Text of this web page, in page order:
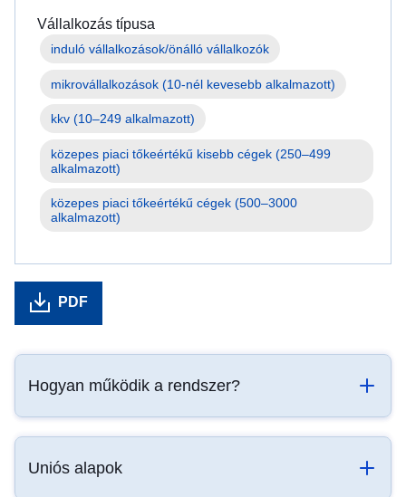
Vállalkozás típusa
mikrovállalkozások (10-nél kevesebb alkalmazott)
kkv (10–249 alkalmazott)
közepes piaci tőkeértékű kisebb cégek (250–499
alkalmazott)
közepes piaci tőkeértékű cégek (500–3000
alkalmazott)
PDF
Hogyan működik a rendszer?
Uniós alapok